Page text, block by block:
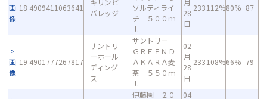
画
像
18 4909411063641
キリンビ
バレッジ
ソルティライ
チ ５００ｍ
ｌ
月
28
日
233112%80% 87
画
像
19 4901777267817
サントリ
ーホール
ディング
ス
サントリー
ＧＲＥＥＮＤ
ＡＫＡＲＡ麦
茶 ５５０ｍ
ｌ
02
月
28
日
233108%66% 79
伊藤園 ２０
04